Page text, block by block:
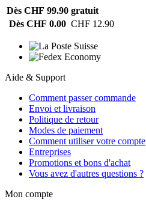
Dès CHF 99.90 gratuit
Dès CHF 0.00 CHF 12.90
Aide & Support
Comment passer commande
Envoi et livraison
Politique de retour
Modes de paiement
Comment utiliser votre compte
Entreprises
Promotions et bons d'achat
Vous avez d'autres questions ?
Mon compte